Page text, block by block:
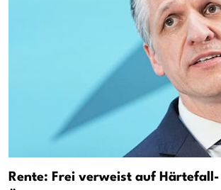
Rente: Frei verweist auf Härtefall-